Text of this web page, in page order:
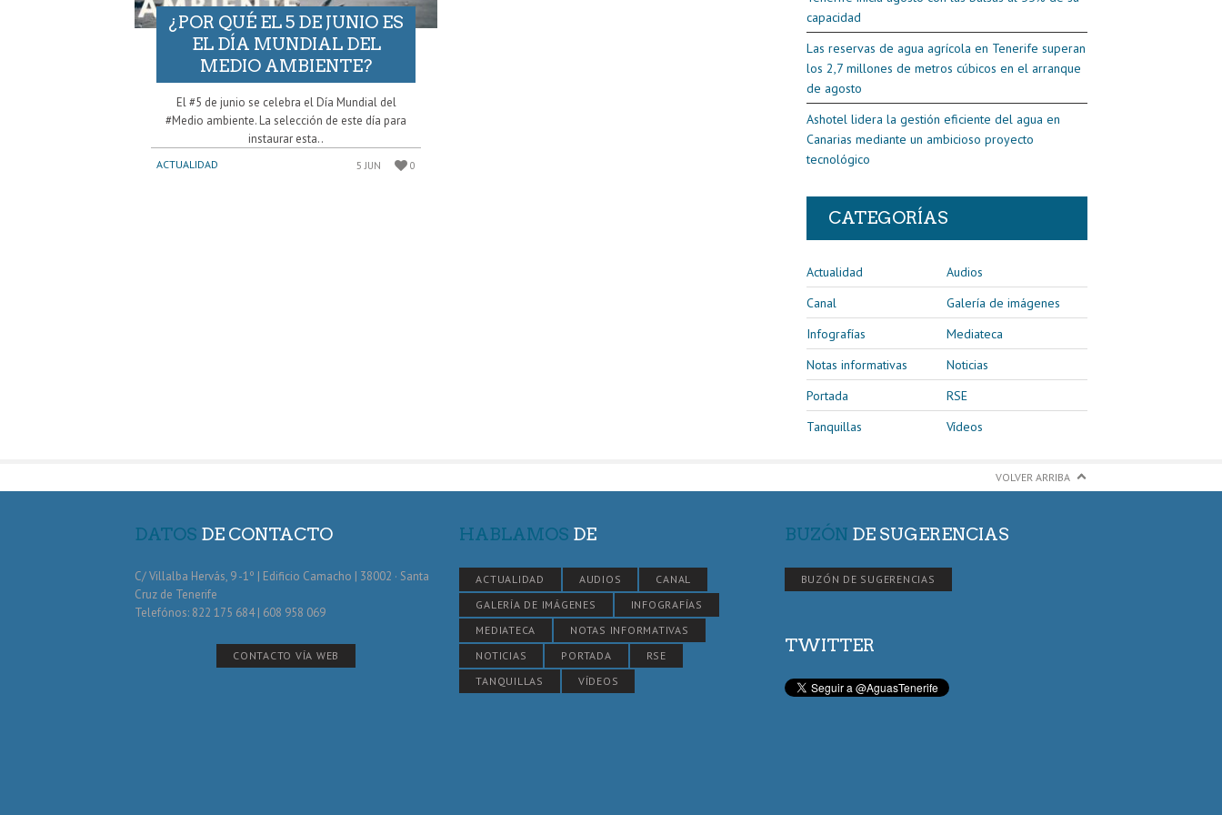
¿POR QUÉ EL 5 DE JUNIO ES
EL DÍA MUNDIAL DEL
MEDIO AMBIENTE?
El #5 de junio se celebra el Día Mundial del
#Medio ambiente. La selección de este día para
instaurar esta..
ACTUALIDAD 5 JUN 0
capacidad
Las reservas de agua agrícola en Tenerife superan
los 2,7 millones de metros cúbicos en el arranque
de agosto
Ashotel lidera la gestión eficiente del agua en
Canarias mediante un ambicioso proyecto
tecnológico
CATEGORÍAS
Actualidad
Audios
Canal
Galería de imágenes
Infografías
Mediateca
Notas informativas
Noticias
Portada
RSE
Tanquillas
Vídeos
VOLVER ARRIBA
DATOS DE CONTACTO
C/ Villalba Hervás, 9 -1º | Edificio Camacho | 38002 · Santa
Cruz de Tenerife
Telefónos: 822 175 684 | 608 958 069
CONTACTO VÍA WEB
HABLAMOS DE
ACTUALIDAD AUDIOS
CANAL
GALERÍA DE IMÁGENES
INFOGRAFÍAS
MEDIATECA
NOTAS INFORMATIVAS
NOTICIAS
PORTADA
RSE
TANQUILLAS
VÍDEOS
BUZÓN DE SUGERENCIAS
BUZÓN DE SUGERENCIAS
TWITTER